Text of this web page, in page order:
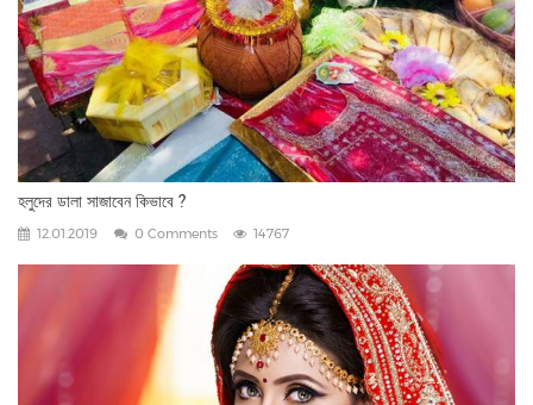
হলুদের ডালা সাজাবেন কিভাবে ?
12.01.2019 0 Comments 14767